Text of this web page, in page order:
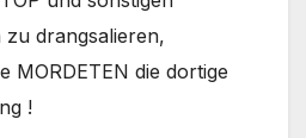
zu drangsalieren,
MORDETEN die dortige
!